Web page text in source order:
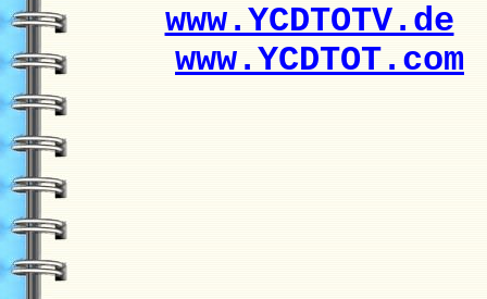
www.YCDTOTV.de
www.YCDTOT.com